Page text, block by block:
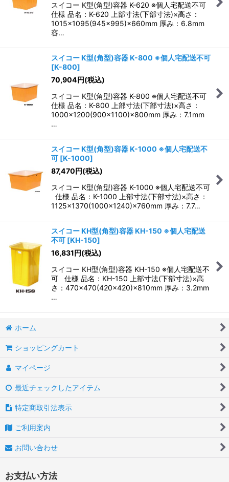
スイコー K型(角型)容器 K-620 ※個人宅配送不可
仕様 品名：K-620 上部寸法(下部寸法)×高さ：
1015×1095(945×995)×660mm 厚み：6.8mm
容…
スイコー K型(角型)容器 K-800 ※個人宅配送不可
[K-800]
70,904円(税込)
スイコー K型(角型)容器 K-800 ※個人宅配送不可
仕様 品名：K-800 上部寸法(下部寸法)×高さ：
1000×1200(900×1100)×800mm 厚み：7.1mm
…
スイコー K型(角型)容器 K-1000 ※個人宅配送不
可 [K-1000]
87,470円(税込)
スイコー K型(角型)容器 K-1000 ※個人宅配送不可
仕様 品名：K-1000 上部寸法(下部寸法)×高さ：
1125×1370(1000×1240)×760mm 厚み：7.7…
スイコー KH型(角型)容器 KH-150 ※個人宅配送
不可 [KH-150]
16,831円(税込)
スイコー KH型(角型)容器 KH-150 ※個人宅配送不
可 仕様 品名：KH-150 上部寸法(下部寸法)×高
さ：470×470(420×420)×810mm 厚み：3.2mm
…
ホーム
ショッピングカート
マイページ
最近チェックしたアイテム
特定商取引法表示
ご利用案内
お問い合わせ
お支払い方法